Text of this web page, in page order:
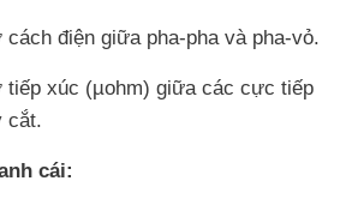
điện giữa pha-pha và pha-vỏ.
tiếp xúc (µohm) giữa các cực tiếp
cắt.
cái: